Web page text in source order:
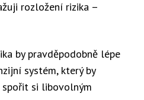
rozložení rizika –
by pravděpodobně lépe
systém, který by
si libovolným